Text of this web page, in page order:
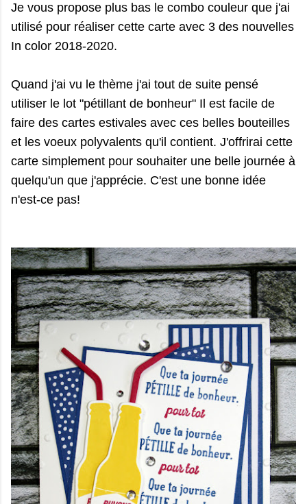
Je vous propose plus bas le combo couleur que j'ai
utilisé pour réaliser cette carte avec 3 des nouvelles
In color 2018-2020.
Quand j'ai vu le thème j'ai tout de suite pensé
utiliser le lot "pétillant de bonheur" Il est facile de
faire des cartes estivales avec ces belles bouteilles
et les voeux polyvalents qu'il contient. J'offrirai cette
carte simplement pour souhaiter une belle journée à
quelqu'un que j'apprécie. C'est une bonne idée
n'est-ce pas!